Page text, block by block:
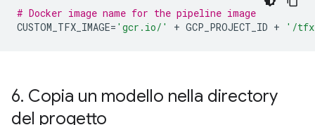
# Docker image name for the pipeline image
CUSTOM_TFX_IMAGE= 'gcr.io/' + GCP_PROJECT_ID + '/
6. Copia un modello nella directory
del progetto